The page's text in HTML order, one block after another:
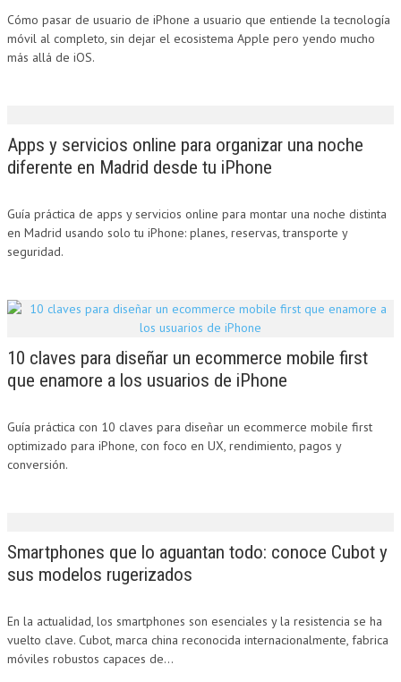
Cómo pasar de usuario de iPhone a usuario que entiende la tecnología
móvil al completo, sin dejar el ecosistema Apple pero yendo mucho
más allá de iOS.
Apps y servicios online para organizar una noche
diferente en Madrid desde tu iPhone
Guía práctica de apps y servicios online para montar una noche distinta
en Madrid usando solo tu iPhone: planes, reservas, transporte y
seguridad.
10 claves para diseñar un ecommerce mobile first
que enamore a los usuarios de iPhone
Guía práctica con 10 claves para diseñar un ecommerce mobile first
optimizado para iPhone, con foco en UX, rendimiento, pagos y
conversión.
Smartphones que lo aguantan todo: conoce Cubot y
sus modelos rugerizados
En la actualidad, los smartphones son esenciales y la resistencia se ha
vuelto clave. Cubot, marca china reconocida internacionalmente, fabrica
móviles robustos capaces de...